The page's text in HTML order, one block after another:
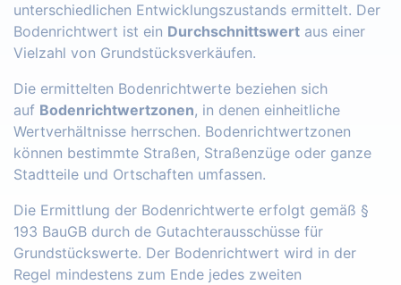
unterschiedlichen Entwicklungszustands ermittelt. Der
Bodenrichtwert ist ein Durchschnittswert aus einer
Vielzahl von Grundstücksverkäufen.
Die ermittelten Bodenrichtwerte beziehen sich
auf Bodenrichtwertzonen, in denen einheitliche
Wertverhältnisse herrschen. Bodenrichtwertzonen
können bestimmte Straßen, Straßenzüge oder ganze
Stadtteile und Ortschaften umfassen.
Die Ermittlung der Bodenrichtwerte erfolgt gemäß §
193 BauGB durch de Gutachterausschüsse für
Grundstückswerte. Der Bodenrichtwert wird in der
Regel mindestens zum Ende jedes zweiten